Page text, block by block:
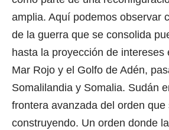
amplia. Aquí podemos observar
de la guerra que se consolida
hasta la proyección de intereses
Mar Rojo y el Golfo de Adén,
Somalilandia y Somalia. Sudán
frontera avanzada del orden que
construyendo. Un orden donde